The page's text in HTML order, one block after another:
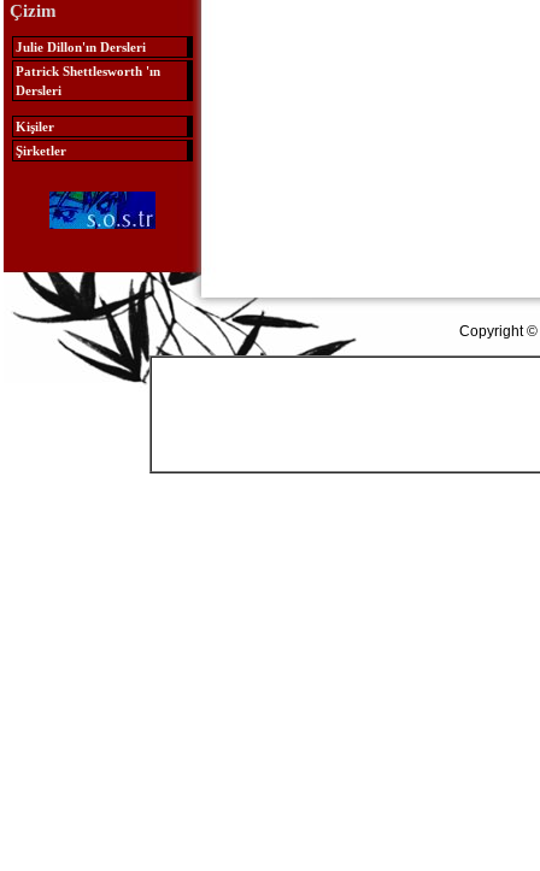
Çizim
Julie Dillon'ın Dersleri
Patrick Shettlesworth 'ın
Dersleri
Kişiler
Şirketler
Copyright ©